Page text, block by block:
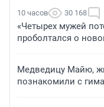
10 часов 30 168
«Четырех мужей
проболтался о
Медведицу Майю,
познакомили с